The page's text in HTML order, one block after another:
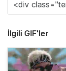
İlgili GIF'ler